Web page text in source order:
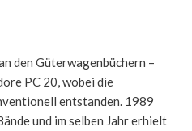
den Güterwagenbüchern –
PC 20, wobei die
entstanden. 1989
und im selben Jahr erhielt